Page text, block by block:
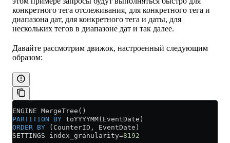
конкретного тега отслеживания, для конкретного тега и
диапазона дат, для конкретного тега и даты, для
нескольких тегов в диапазоне дат и так далее.
Давайте рассмотрим движок, настроенный следующим
образом:
ENGINE MergeTree()
PARTITION BY toYYYYMM(EventDate)
ORDER BY (CounterID, EventDate)
SETTINGS index_granularity=8192